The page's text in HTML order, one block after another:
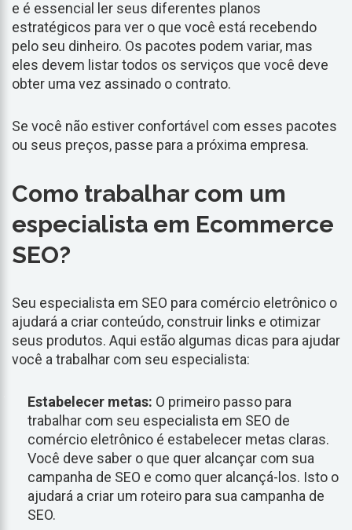
e é essencial ler seus diferentes planos
estratégicos para ver o que você está recebendo
pelo seu dinheiro. Os pacotes podem variar, mas
eles devem listar todos os serviços que você deve
obter uma vez assinado o contrato.
Se você não estiver confortável com esses pacotes
ou seus preços, passe para a próxima empresa.
Como trabalhar com um
especialista em Ecommerce
SEO?
Seu especialista em SEO para comércio eletrônico o
ajudará a criar conteúdo, construir links e otimizar
seus produtos. Aqui estão algumas dicas para ajudar
você a trabalhar com seu especialista:
Estabelecer metas: O primeiro passo para
trabalhar com seu especialista em SEO de
comércio eletrônico é estabelecer metas claras.
Você deve saber o que quer alcançar com sua
campanha de SEO e como quer alcançá-los. Isto o
ajudará a criar um roteiro para sua campanha de
SEO.